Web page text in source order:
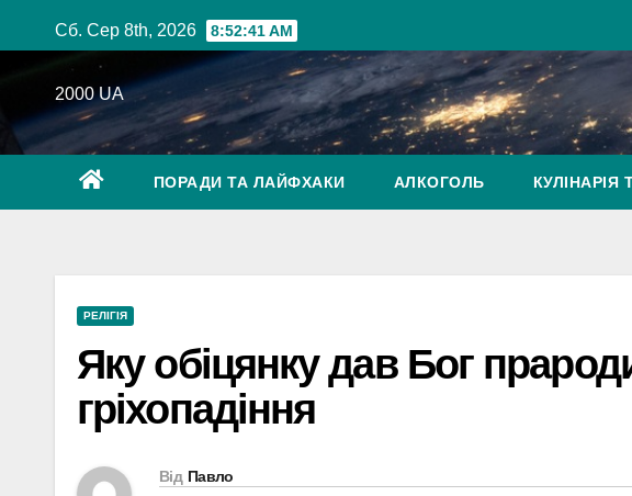
до
Сб. Сер 8th, 2026 8:52:42 AM
2000 UA
ПОРАДИ ТА ЛАЙФХАКИ АЛКОГОЛЬ КУЛІНАРІЯ
РЕЛІГІЯ
Яку обіцянку дав Бог
гріхопадіння
Від Павло